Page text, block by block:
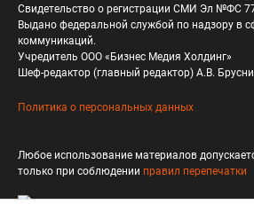
Свидетельство о регистрации СМИ Эл №ФС
Выдано федеральной службой по надзору в
коммуникаций.
Учредитель ООО «Бизнес Медия Холдинг»
Шеф-редактор (главный редактор) А.В.
Политика о персональных данных
Любое использование материалов
только при соблюдении правил перепечатки